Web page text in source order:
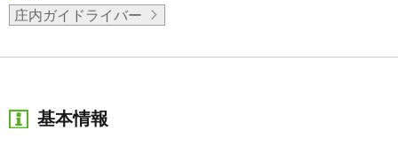
庄内ガイドライバー
基本情報